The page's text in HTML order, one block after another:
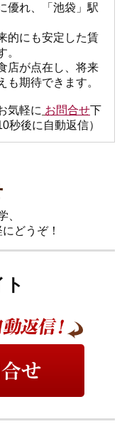
優れ、「池袋」駅
的にも安定した賃
。
店が点在し、将来
も期待できます。
気軽に お問合せ下
秒後に自動返信）
、
どうぞ！